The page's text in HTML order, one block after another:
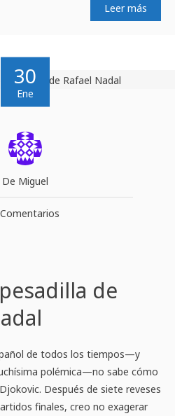
Leer más
30
Ene
De Miguel
de
de todos los tiempos—y
polémica—no sabe cómo
Después de siete reveses
finales, creo no exagerar